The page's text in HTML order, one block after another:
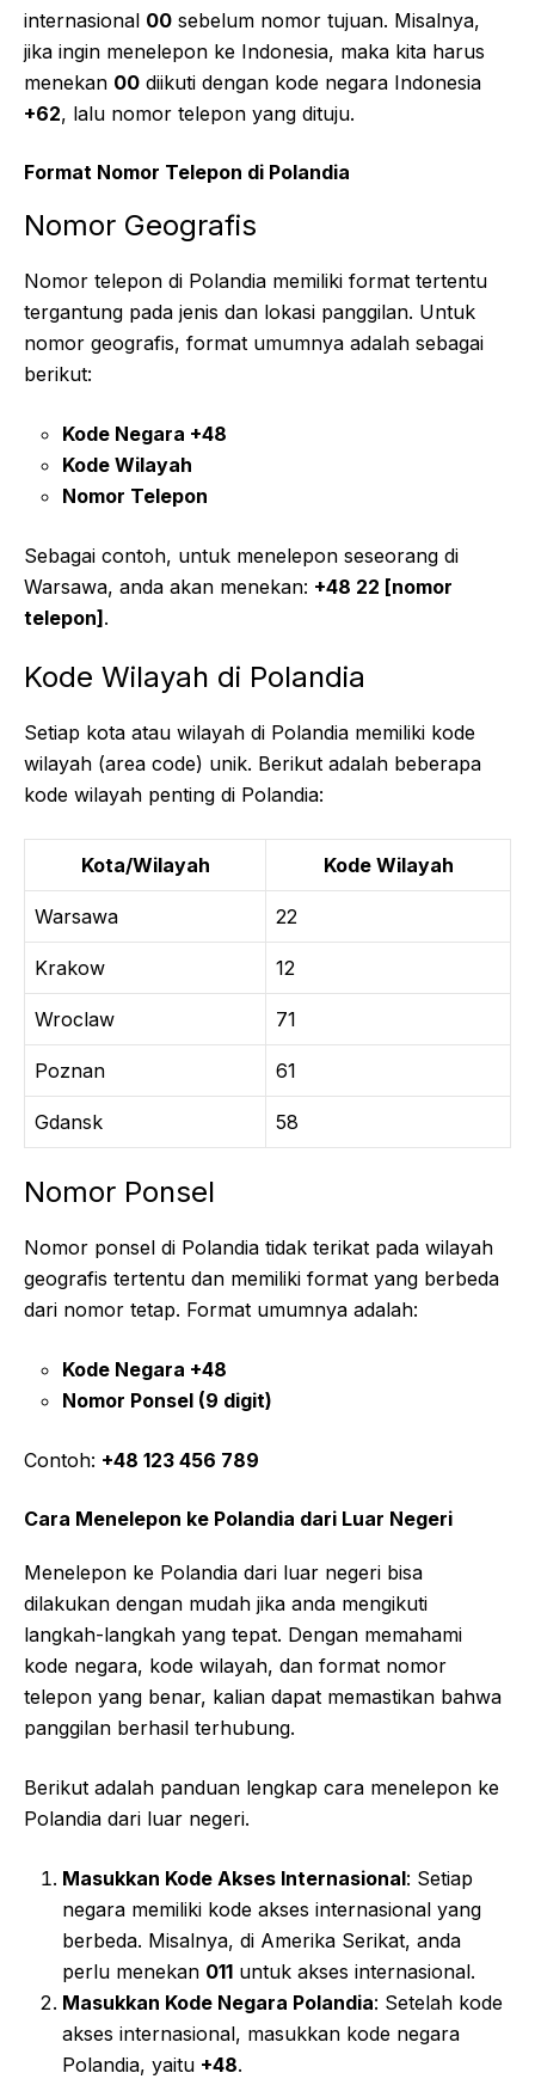
internasional 00 sebelum nomor tujuan. Misalnya,
jika ingin menelepon ke Indonesia, maka kita harus
menekan 00 diikuti dengan kode negara Indonesia
+62, lalu nomor telepon yang dituju.
Format Nomor Telepon di Polandia
Nomor Geografis
Nomor telepon di Polandia memiliki format tertentu
tergantung pada jenis dan lokasi panggilan. Untuk
nomor geografis, format umumnya adalah sebagai
berikut:
Kode Negara +48
Kode Wilayah
Nomor Telepon
Sebagai contoh, untuk menelepon seseorang di
Warsawa, anda akan menekan: +48 22 [nomor
telepon].
Kode Wilayah di Polandia
Setiap kota atau wilayah di Polandia memiliki kode
wilayah (area code) unik. Berikut adalah beberapa
kode wilayah penting di Polandia:
Kota/Wilayah Kode Wilayah
Warsawa 22
Krakow 12
Wroclaw 71
Poznan 61
Gdansk 58
Nomor Ponsel
Nomor ponsel di Polandia tidak terikat pada wilayah
geografis tertentu dan memiliki format yang berbeda
dari nomor tetap. Format umumnya adalah:
Kode Negara +48
Nomor Ponsel (9 digit)
Contoh: +48 123 456 789
Cara Menelepon ke Polandia dari Luar Negeri
Menelepon ke Polandia dari luar negeri bisa
dilakukan dengan mudah jika anda mengikuti
langkah-langkah yang tepat. Dengan memahami
kode negara, kode wilayah, dan format nomor
telepon yang benar, kalian dapat memastikan bahwa
panggilan berhasil terhubung.
Berikut adalah panduan lengkap cara menelepon ke
Polandia dari luar negeri.
Masukkan Kode Akses Internasional: Setiap
negara memiliki kode akses internasional yang
berbeda. Misalnya, di Amerika Serikat, anda
perlu menekan 011 untuk akses internasional.
Masukkan Kode Negara Polandia: Setelah kode
akses internasional, masukkan kode negara
Polandia, yaitu +48.